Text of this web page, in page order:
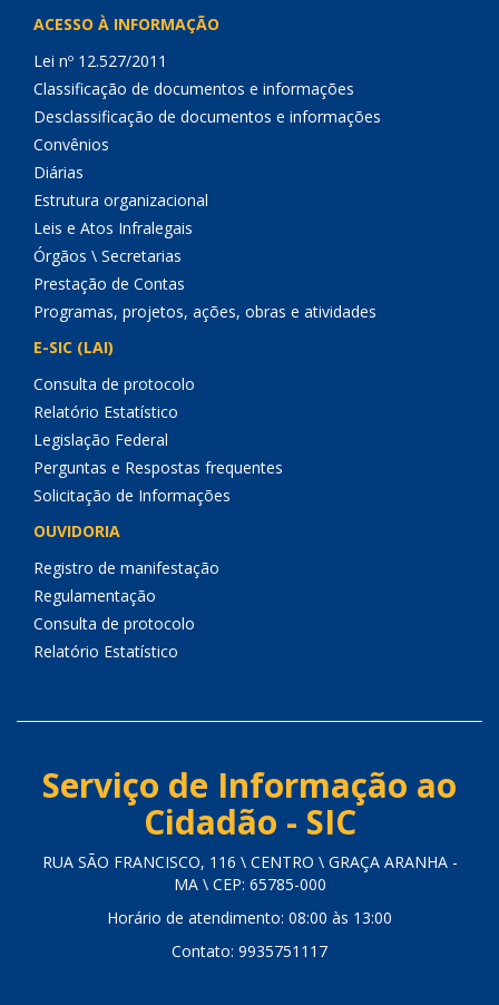
ACESSO À INFORMAÇÃO
Lei nº 12.527/2011
Classificação de documentos e informações
Desclassificação de documentos e informações
Convênios
Diárias
Estrutura organizacional
Leis e Atos Infralegais
Órgãos \ Secretarias
Prestação de Contas
Programas, projetos, ações, obras e atividades
E-SIC (LAI)
Consulta de protocolo
Relatório Estatístico
Legislação Federal
Perguntas e Respostas frequentes
Solicitação de Informações
OUVIDORIA
Registro de manifestação
Regulamentação
Consulta de protocolo
Relatório Estatístico
Serviço de Informação ao
Cidadão - SIC
RUA SÃO FRANCISCO, 116 \ CENTRO \ GRAÇA ARANHA -
MA \ CEP: 65785-000
Horário de atendimento: 08:00 às 13:00
Contato: 9935751117